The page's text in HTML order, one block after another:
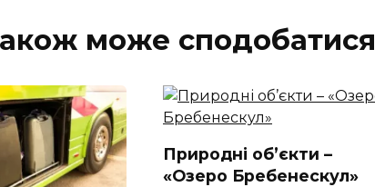
може сподобатися
Природні об’єкти –
«Озеро Бребенескул»